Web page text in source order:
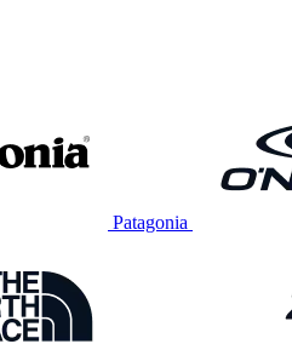
Patagonia